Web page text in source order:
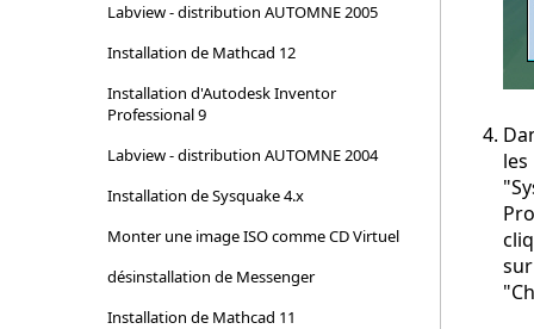
Labview - distribution AUTOMNE 2005
Installation de Mathcad 12
Installation d'Autodesk Inventor
Professional 9
Labview - distribution AUTOMNE 2004
Installation de Sysquake 4.x
Monter une image ISO comme CD Virtuel
désinstallation de Messenger
Installation de Mathcad 11
les
sur